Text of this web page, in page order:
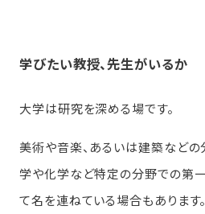
学びたい教授、先生がいるか
大学は研究を深める場です。
美術や音楽、あるいは建築など
学や化学など特定の分野での第
て名を連ねている場合もあります。